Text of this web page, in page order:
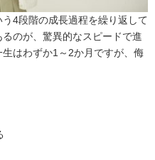
4段階の成長過程を繰り返して
のが、驚異的なスピードで進
はわずか1～2か月ですが、侮